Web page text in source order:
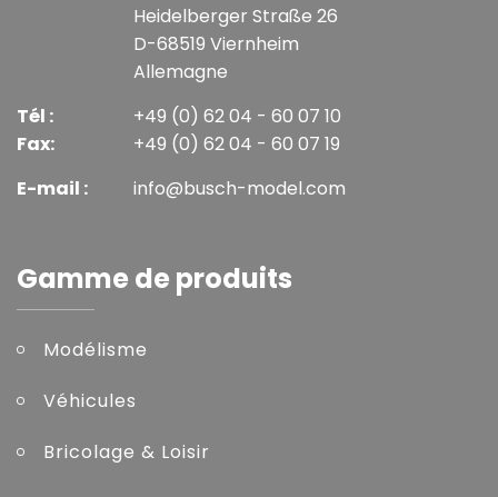
Heidelberger Straße 26
D-68519 Viernheim
Allemagne
Tél :
Fax:
+49 (0) 62 04 - 60 07 10
+49 (0) 62 04 - 60 07 19
E-mail :
info@busch-model.com
Gamme de produits
Modélisme
Véhicules
Bricolage & Loisir